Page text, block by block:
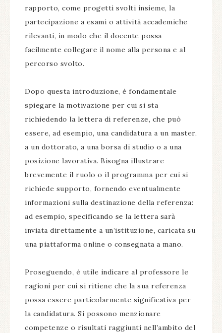
rapporto, come progetti svolti insieme, la
partecipazione a esami o attività accademiche
rilevanti, in modo che il docente possa
facilmente collegare il nome alla persona e al
percorso svolto.
Dopo questa introduzione, è fondamentale
spiegare la motivazione per cui si sta
richiedendo la lettera di referenze, che può
essere, ad esempio, una candidatura a un master,
a un dottorato, a una borsa di studio o a una
posizione lavorativa. Bisogna illustrare
brevemente il ruolo o il programma per cui si
richiede supporto, fornendo eventualmente
informazioni sulla destinazione della referenza:
ad esempio, specificando se la lettera sarà
inviata direttamente a un’istituzione, caricata su
una piattaforma online o consegnata a mano.
Proseguendo, è utile indicare al professore le
ragioni per cui si ritiene che la sua referenza
possa essere particolarmente significativa per
la candidatura. Si possono menzionare
competenze o risultati raggiunti nell’ambito del